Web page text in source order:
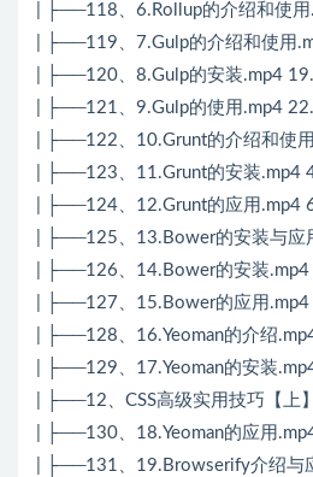
| ├──118、6.Rollup的介绍和使
| ├──119、7.Gulp的介绍和使用
| ├──120、8.Gulp的安装.mp4
| ├──121、9.Gulp的使用.mp4
| ├──122、10.Grunt的介绍和使
| ├──123、11.Grunt的安装.mp4
| ├──124、12.Grunt的应用.mp4
| ├──125、13.Bower的安装与应
| ├──126、14.Bower的安装
| ├──127、15.Bower的应用
| ├──128、16.Yeoman的介绍
| ├──129、17.Yeoman的安装
| ├──12、CSS高级实用技巧【上
| ├──130、18.Yeoman的应用
| ├──131、19.Browserify介绍与